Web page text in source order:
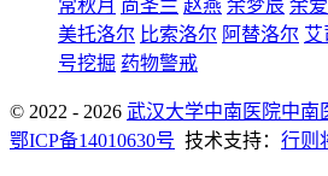
常秋月 尚圣兰 赵燕 余梦辰 余
美托洛尔 比索洛尔 阿替洛尔 艾
号挖掘 药物警戒
© 2022 - 2026 武汉大学中南医院中南
鄂ICP备14010630号 技术支持： 行则